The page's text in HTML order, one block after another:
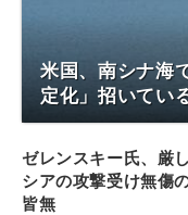
米国、南シナ海
定化」招いてい
ゼレンスキー氏、厳
シアの攻撃受け無傷
皆無